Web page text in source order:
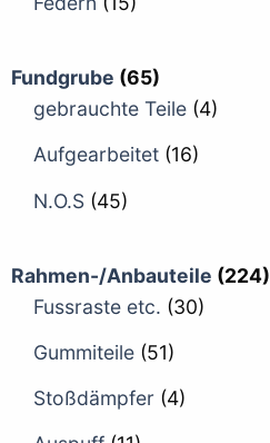
Fundgrube (65)
gebrauchte Teile (4)
Aufgearbeitet (16)
N.O.S (45)
Rahmen-/Anbauteile (224)
Fussraste etc. (30)
Gummiteile (51)
Stoßdämpfer (4)